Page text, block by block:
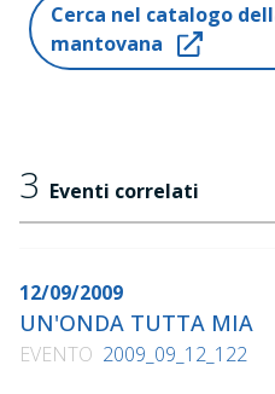
Cerca nel catalogo
mantovana
3 Eventi correlati
12/09/2009
UN'ONDA TUTTA MIA
EVENTO 2009_09_12_122